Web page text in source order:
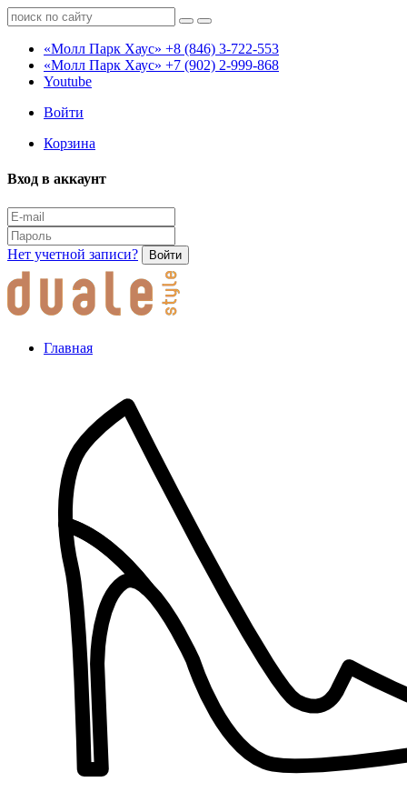
«Молл Парк Хаус» +8 (846) 3-722-553
«Молл Парк Хаус» +7 (902) 2-999-868
Youtube
Войти
Корзина
Вход в аккаунт
Нет учетной записи? Войти
Главная